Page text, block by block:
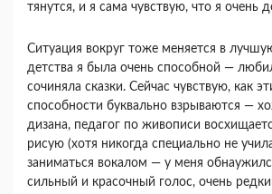
тянутся, и я сама чувствую, что я очень
Ситуация вокруг тоже меняется в
детства я была очень способной —
сочиняла сказки. Сейчас чувствую, как
способности буквально взрываются —
дизана, педагог по живописи
рисую (хотя никогда специально не
заниматься вокалом — у меня
сильный и красочный голос, очень